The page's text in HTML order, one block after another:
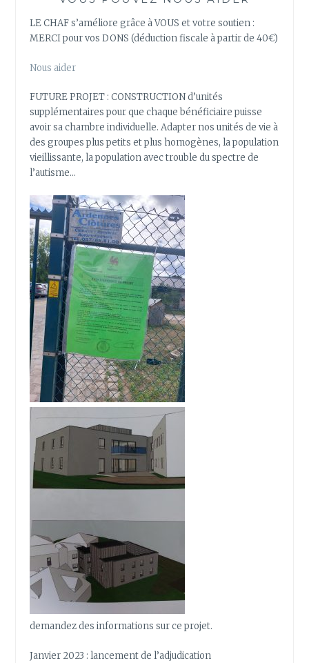
LE CHAF s’améliore grâce à VOUS et votre soutien :
MERCI pour vos DONS (déduction fiscale à partir de 40€)
Nous aider
FUTURE PROJET : CONSTRUCTION d’unités
supplémentaires pour que chaque bénéficiaire puisse
avoir sa chambre individuelle. Adapter nos unités de vie à
des groupes plus petits et plus homogènes, la population
vieillissante, la population avec trouble du spectre de
l’autisme…
demandez des informations sur ce projet.
Janvier 2023 : lancement de l’adjudication